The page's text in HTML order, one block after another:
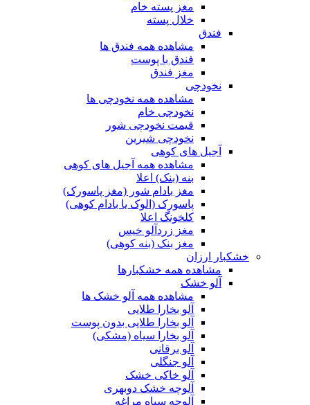
مغز پسته خام
خلال پسته
فندق
مشاهده همه فندق ها
فندق با پوست
مغز فندق
نخودچی
مشاهده همه نخودچی ها
نخودچی خام
قیمت نخودچی شور
نخودچی شیرین
آجیل های کوهی
مشاهده همه آجیل های کوهی
بنه (بنک) اعلا
مغز بادام شور (مغز پاسورک)
پاسورک (الوک یا بادام کوهی)
کلخونگ اعلا
مغز زردآلو خیس
مغز بنک (بنه کوهی)
خشکبار ارزان
مشاهده همه خشکبارها
آلو خشک
مشاهده همه آلو خشک ها
آلو بخارا طلایی
آلو بخارا طلایی بدون پوست
آلو بخارا سیاه (مشکی)
آلو برقانی
آلو جنگلی
آلو خاکی خشک
آلوچه خشک دوبهری
آلوچه سیاه مراغه